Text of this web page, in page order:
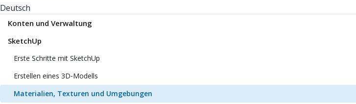
Deutsch
Konten und Verwaltung
SketchUp
Erste Schritte mit SketchUp
Erstellen eines 3D‑Modells
Materialien, Texturen und Umgebungen